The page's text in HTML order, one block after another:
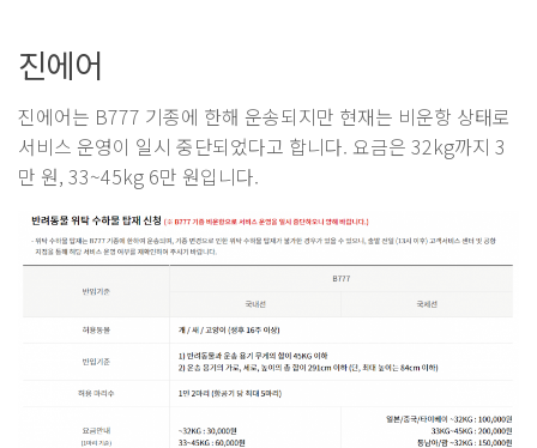
진에어
진에어는 B777 기종에 한해 운송되지만 현재는 비운항 상태로
서비스 운영이 일시 중단되었다고 합니다. 요금은 32kg까지 3
만 원, 33~45kg 6만 원입니다.